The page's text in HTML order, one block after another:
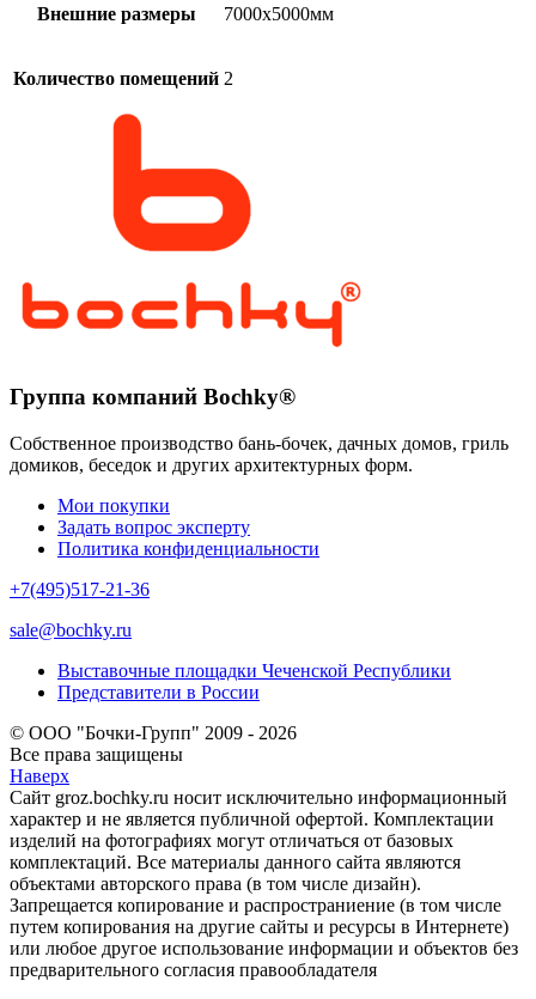
Внешние размеры 7000х5000мм
Количество помещений 2
Группа компаний Bochky®
Собственное производство бань-бочек, дачных домов, гриль
домиков, беседок и других архитектурных форм.
Мои покупки
Задать вопрос эксперту
Политика конфиденциальности
+7(495)517-21-36
sale@bochky.ru
Выставочные площадки Чеченской Республики
Представители в России
© ООО "Бочки-Групп" 2009 - 2026
Все права защищены
Наверх
Сайт groz.bochky.ru носит исключительно информационный
характер и не является публичной офертой. Комплектации
изделий на фотографиях могут отличаться от базовых
комплектаций. Все материалы данного сайта являются
объектами авторского права (в том числе дизайн).
Запрещается копирование и распространиение (в том числе
путем копирования на другие сайты и ресурсы в Интернете)
или любое другое использование информации и объектов без
предварительного согласия правообладателя